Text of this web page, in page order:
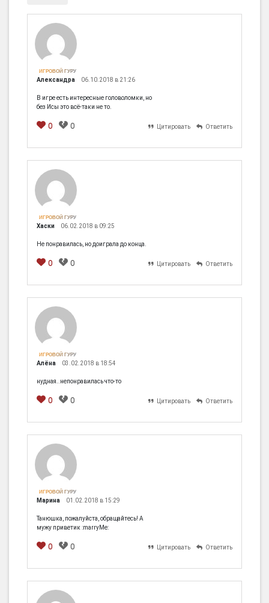
ИГРОВОЙ ГУРУ
Александра 06.10.2018 в 21:26
В игре есть интересные головоломки, но
без Исы это всё-таки не то.
0 0 Цитировать Ответить
ИГРОВОЙ ГУРУ
Хаски 06.02.2018 в 09:25
Не понравилась, но доиграла до конца.
0 0 Цитировать Ответить
ИГРОВОЙ ГУРУ
Алёна 03.02.2018 в 18:54
нудная..непонравилась что-то
0 0 Цитировать Ответить
ИГРОВОЙ ГУРУ
Марина 01.02.2018 в 15:29
Танюшка, пожалуйста, обращайтесь! А
мужу приветик :marryMe:
0 0 Цитировать Ответить